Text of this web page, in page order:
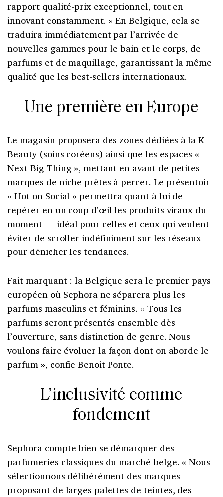
rapport qualité-prix exceptionnel, tout en
innovant constamment. » En Belgique, cela se
traduira immédiatement par l’arrivée de
nouvelles gammes pour le bain et le corps, de
parfums et de maquillage, garantissant la même
qualité que les best-sellers internationaux.
Une première en Europe
Le magasin proposera des zones dédiées à la K-
Beauty (soins coréens) ainsi que les espaces «
Next Big Thing », mettant en avant de petites
marques de niche prêtes à percer. Le présentoir
« Hot on Social » permettra quant à lui de
repérer en un coup d’œil les produits viraux du
moment — idéal pour celles et ceux qui veulent
éviter de scroller indéfiniment sur les réseaux
pour dénicher les tendances.
Fait marquant : la Belgique sera le premier pays
européen où Sephora ne séparera plus les
parfums masculins et féminins. « Tous les
parfums seront présentés ensemble dès
l’ouverture, sans distinction de genre. Nous
voulons faire évoluer la façon dont on aborde le
parfum », confie Benoit Ponte.
L’inclusivité comme
fondement
Sephora compte bien se démarquer des
parfumeries classiques du marché belge. « Nous
sélectionnons délibérément des marques
proposant de larges palettes de teintes, des